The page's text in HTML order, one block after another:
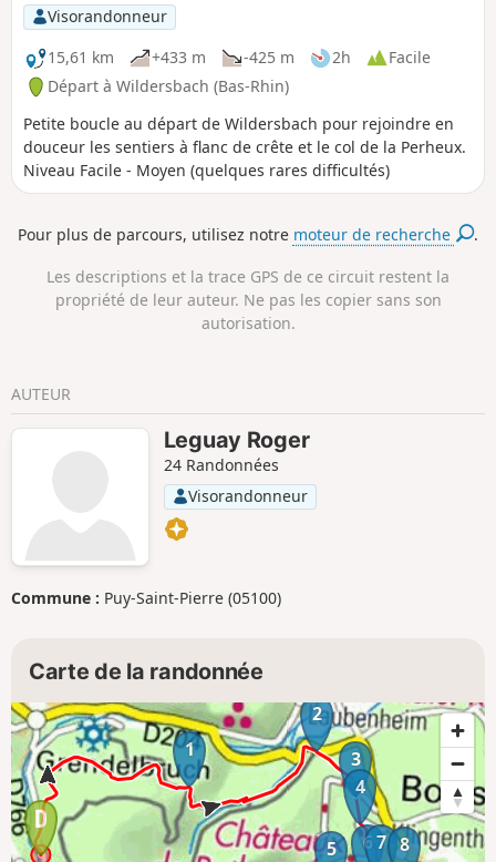
Visorandonneur
15,61 km
+433 m -425 m 2h
Facile
Départ à Wildersbach (Bas-Rhin)
Petite boucle au départ de Wildersbach pour rejoindre en
douceur les sentiers à flanc de crête et le col de la Perheux.
Niveau Facile - Moyen (quelques rares difficultés)
Pour plus de parcours, utilisez notre moteur de recherche .
Les descriptions et la trace GPS de ce circuit restent la
propriété de leur auteur. Ne pas les copier sans son
autorisation.
AUTEUR
Leguay Roger
24 Randonnées
Visorandonneur
Commune : Puy-Saint-Pierre (05100)
Carte de la randonnée
1
2
3
4
5 67 8